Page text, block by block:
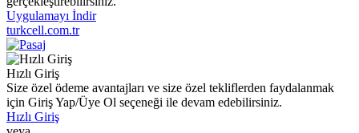
Uygulamayı İndir
turkcell.com.tr
Hızlı Giriş
Size özel ödeme avantajları ve size özel tekliflerden faydalanmak
için Giriş Yap/Üye Ol seçeneği ile devam edebilirsiniz.
Hızlı Giriş